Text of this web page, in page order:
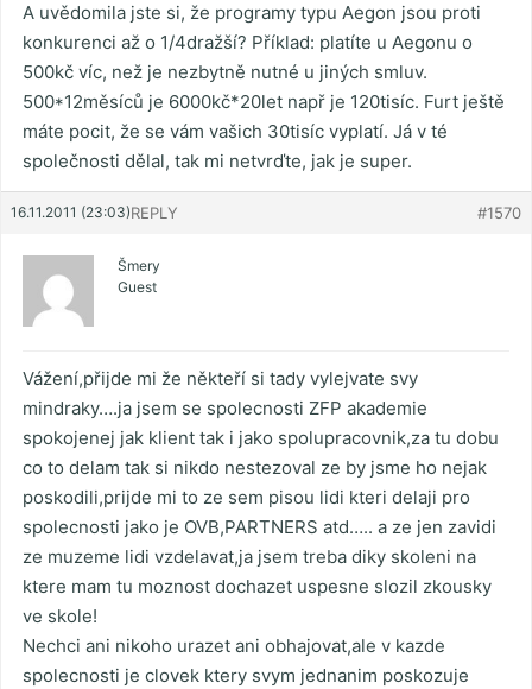
A uvědomila jste si, že programy typu Aegon jsou proti
konkurenci až o 1/4dražší? Příklad: platíte u Aegonu o
500kč víc, než je nezbytně nutné u jiných smluv.
500*12měsíců je 6000kč*20let např je 120tisíc. Furt ještě
máte pocit, že se vám vašich 30tisíc vyplatí. Já v té
společnosti dělal, tak mi netvrďte, jak je super.
16.11.2011 (23:03) #1570
REPLY
Šmery
Guest
Vážení,přijde mi že někteří si tady vylejvate svy
mindraky….ja jsem se spolecnosti ZFP akademie
spokojenej jak klient tak i jako spolupracovnik,za tu dobu
co to delam tak si nikdo nestezoval ze by jsme ho nejak
poskodili,prijde mi to ze sem pisou lidi kteri delaji pro
spolecnosti jako je OVB,PARTNERS atd….. a ze jen zavidi
ze muzeme lidi vzdelavat,ja jsem treba diky skoleni na
ktere mam tu moznost dochazet uspesne slozil zkousky
ve skole!
Nechci ani nikoho urazet ani obhajovat,ale v kazde
spolecnosti je clovek ktery svym jednanim poskozuje